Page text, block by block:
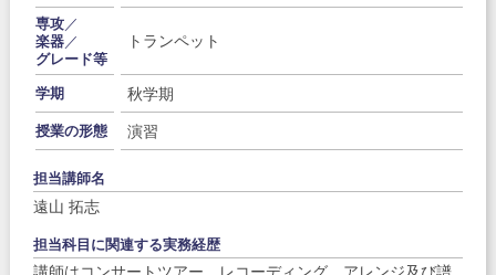
専攻／
楽器／
グレード等
トランペット
学期 秋学期
授業の形態 演習
担当講師名
遠山 拓志
担当科目に関連する実務経歴